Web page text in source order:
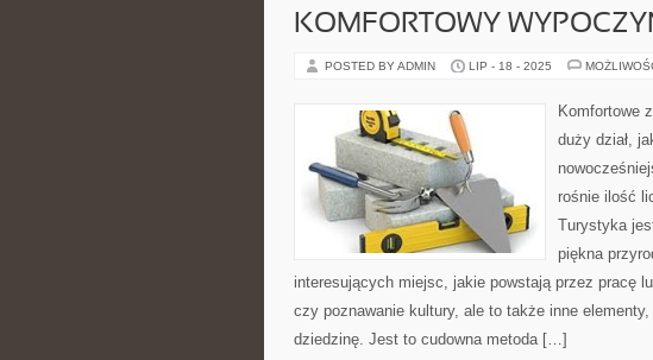
KOMFORTOWY
POSTED BY ADMIN LIP - 18 - 2025
Komfortowe
duży dział,
rośnie ilość
Turystyka
piękna
interesujących miejsc, jakie powstają przez pracę
czy poznawanie kultury, ale to także inne
dziedzinę. Jest to cudowna metoda […]